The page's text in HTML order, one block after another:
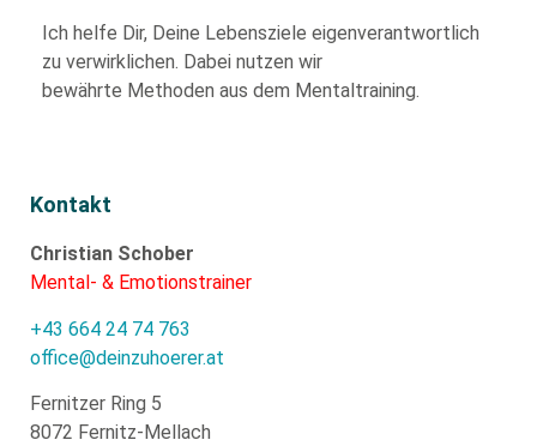
Ich helfe Dir, Deine Lebensziele eigenverantwortlich
zu verwirklichen. Dabei nutzen wir
bewährte Methoden aus dem Mentaltraining.
Kontakt
Christian Schober
Mental- & Emotionstrainer
+43 664 24 74 763
office@deinzuhoerer.at
Fernitzer Ring 5
8072 Fernitz-Mellach